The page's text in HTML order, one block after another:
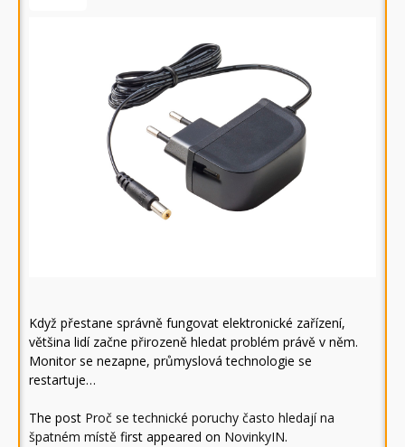
Když přestane správně fungovat elektronické zařízení,
většina lidí začne přirozeně hledat problém právě v něm.
Monitor se nezapne, průmyslová technologie se
restartuje…
The post Proč se technické poruchy často hledají na
špatném místě first appeared on NovinkyIN.